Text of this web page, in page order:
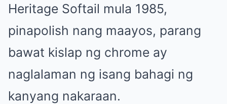
Heritage Softail mula 1985,
pinapolish nang maayos, parang
bawat kislap ng chrome ay
naglalaman ng isang bahagi ng
kanyang nakaraan.